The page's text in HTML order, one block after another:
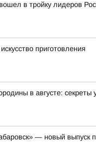
в тройку лидеров
приготовления
в августе: секреты
— новый выпуск